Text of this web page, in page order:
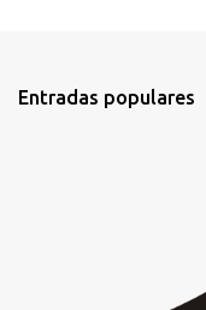
t
Entradas populares